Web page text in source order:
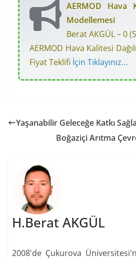
AERMOD Hava
Modellemesi
Berat AKGÜL – 0
AERMOD Hava Kalitesi
Fiyat Teklifi İçin Tıklayınız…
Yaşanabilir Geleceğe Katkı
Boğaziçi Arıtma
H.Berat AKGÜL
2008'de Çukurova